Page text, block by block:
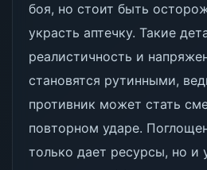
боя, но стоит быть
украсть аптечку. Такие
реалистичность и
становятся рутинными,
противник может стать
повторном ударе.
только дает ресурсы, но и